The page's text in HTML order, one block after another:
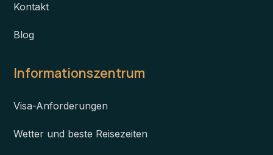
Kontakt
Blog
Informationszentrum
Visa-Anforderungen
Wetter und beste Reisezeiten